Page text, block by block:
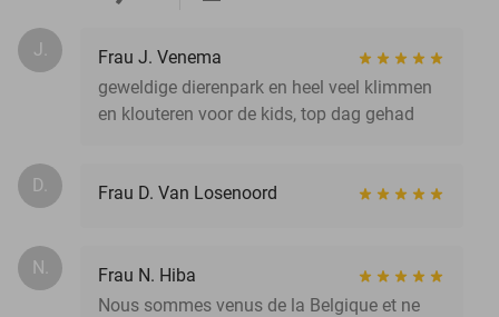
J.
Frau J. Venema
geweldige dierenpark en heel veel klimmen
en klouteren voor de kids, top dag gehad
D. Frau D. Van Losenoord
N.
Frau N. Hiba
Nous sommes venus de la Belgique et ne